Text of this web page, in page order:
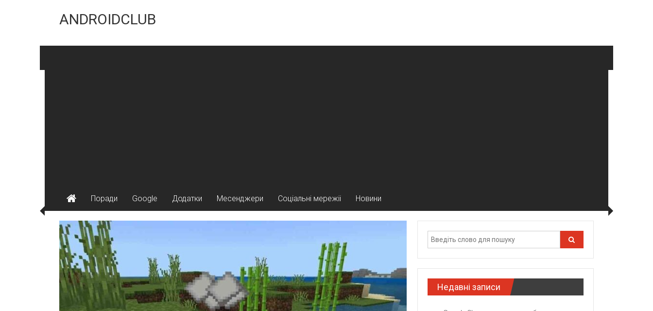
contentANDROIDCLUB
Поради Google Додатки Месенджери Соціальні мережіі Новини
Недавні записи